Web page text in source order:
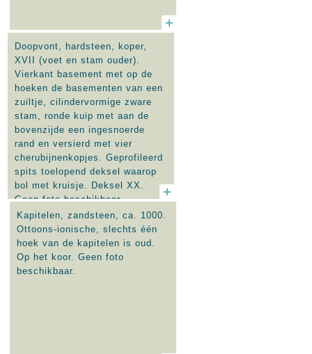
Doopvont, hardsteen, koper,
XVII (voet en stam ouder).
Vierkant basement met op de
hoeken de basementen van een
zuiltje, cilindervormige zware
stam, ronde kuip met aan de
bovenzijde een ingesnoerde
rand en versierd met vier
cherubijnenkopjes. Geprofileerd
spits toelopend deksel waarop
bol met kruisje. Deksel XX.
Geen foto beschikbaar.
Kapitelen, zandsteen, ca. 1000.
Ottoons-ionische, slechts één
hoek van de kapitelen is oud.
Op het koor. Geen foto
beschikbaar.